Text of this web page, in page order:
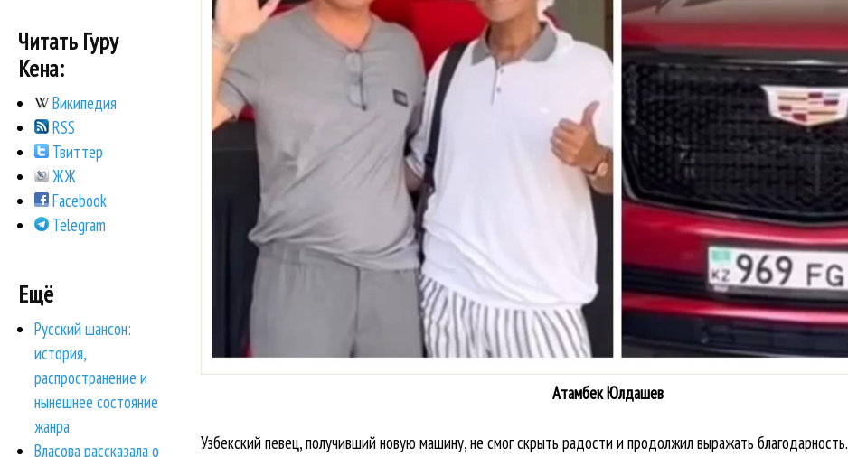
Атамбек Юлдашев
Узбекский певец, получивший новую машину, не смог скрыть радости и продолжил выражать благодарность.
Читать Гуру
Кена:
Википедия
RSS
Твиттер
ЖЖ
Facebook
Telegram
Ещё
Русский шансон:
история,
распространение и
нынешнее состояние
жанра
Власова рассказала о